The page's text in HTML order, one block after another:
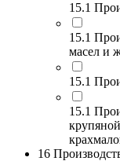
15.1
15.1
масел и
15.1
15.1
16